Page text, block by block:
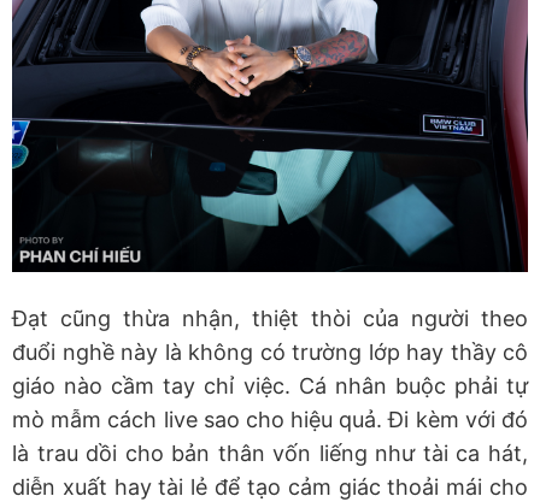
Đạt cũng thừa nhận, thiệt thòi của người theo
đuổi nghề này là không có trường lớp hay thầy cô
giáo nào cầm tay chỉ việc. Cá nhân buộc phải tự
mò mẫm cách live sao cho hiệu quả. Đi kèm với đó
là trau dồi cho bản thân vốn liếng như tài ca hát,
diễn xuất hay tài lẻ để tạo cảm giác thoải mái cho